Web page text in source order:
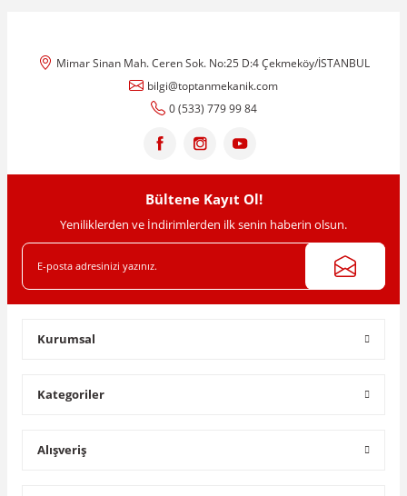
Ürün resmi kalitesiz, bozuk veya görüntülenemiyor.
Ürün açıklamasında eksik bilgiler bulunuyor.
Ürün bilgilerinde hatalar bulunuyor.
Ürün fiyatı diğer sitelerden daha pahalı.
Gönder
Mimar Sinan Mah. Ceren Sok. No:25 D:4 Çekmeköy/İSTANBUL
bilgi@toptanmekanik.com
0 (533) 779 99 84
Bültene Kayıt Ol!
Yeniliklerden ve İndirimlerden ilk senin haberin olsun.
Kurumsal
Kategoriler
Alışveriş